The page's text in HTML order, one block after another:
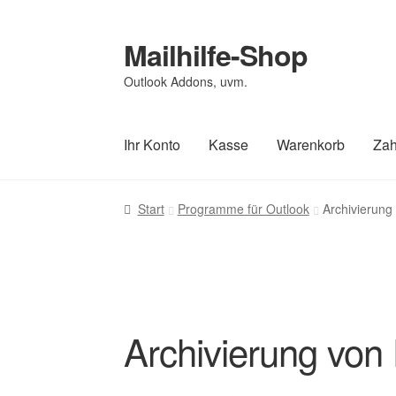
Zur
Navigation
springen
Zum
Inhalt
springen
Mailhilfe-Shop
Outlook Addons, uvm.
Ihr Konto Kasse Warenkorb
StartAllgemeine Geschäftsbedingungen
WarenkorbWiderrufsbelehrung
Mailhilfe-Shop> Produkte
Start Programme für Outlook
Archivierung von